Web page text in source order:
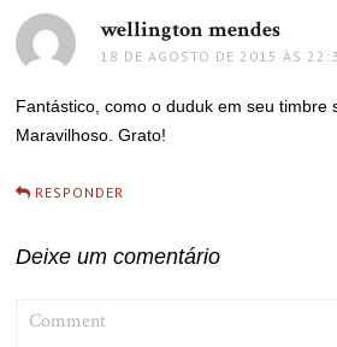
wellington mendes
18 DE AGOSTO DE 2015 ÀS
Fantástico, como o duduk em seu timbre
Maravilhoso. Grato!
RESPONDER
Deixe um comentário